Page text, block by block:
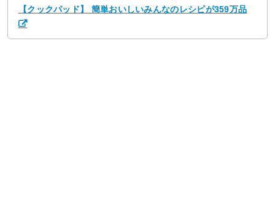
【クックパッド】 簡単おいしいみんなのレシピが359万品